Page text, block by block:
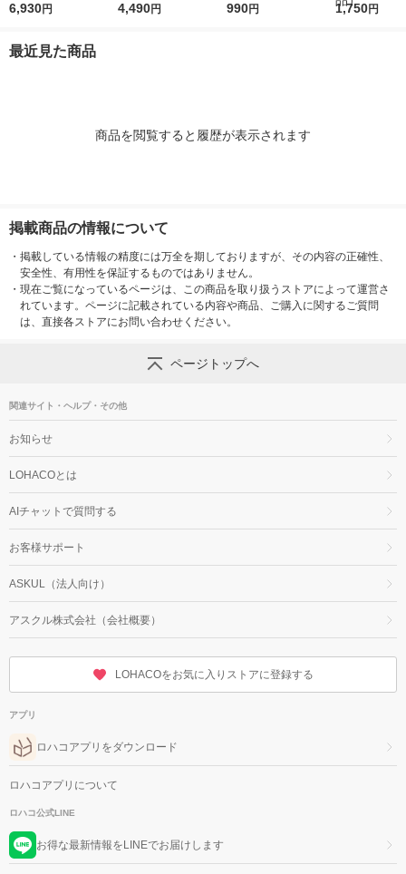
ラック JBLWIND3JN
6,930円
63N13 1冊
4,490円
ケーブル1m（USB-C/
990円
覗き見防止 左
1,750円
最近見た商品
商品を閲覧すると履歴が表示されます
掲載商品の情報について
・ 掲載している情報の精度には万全を期しておりますが、その内容の正確性、
安全性、有用性を保証するものではありません。
・ 現在ご覧になっているページは、この商品を取り扱うストアによって運営さ
れています。ページに記載されている内容や商品、ご購入に関するご質問
は、直接各ストアにお問い合わせください。
ページトップへ
関連サイト・ヘルプ・その他
お知らせ
LOHACOとは
AIチャットで質問する
お客様サポート
ASKUL（法人向け）
アスクル株式会社（会社概要）
LOHACOをお気に入りストアに登録する
アプリ
ロハコアプリをダウンロード
ロハコアプリについて
ロハコ公式LINE
お得な最新情報をLINEでお届けします